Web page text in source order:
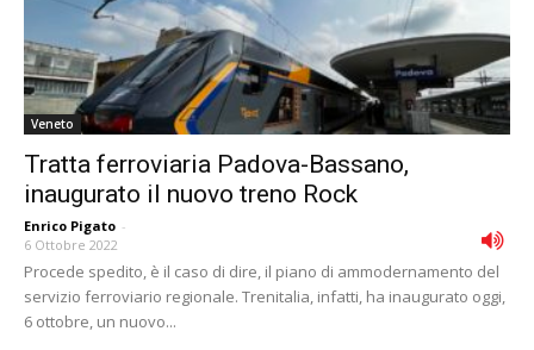
Veneto
Tratta ferroviaria Padova-Bassano,
inaugurato il nuovo treno Rock
Enrico Pigato -
6 Ottobre 2022
Procede spedito, è il caso di dire, il piano di ammodernamento del
servizio ferroviario regionale. Trenitalia, infatti, ha inaugurato oggi,
6 ottobre, un nuovo...